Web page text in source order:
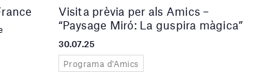
Visita prèvia per als Amics –
“Paysage Miró: La guspira màgica”
30.07.25
Programa d'Amics